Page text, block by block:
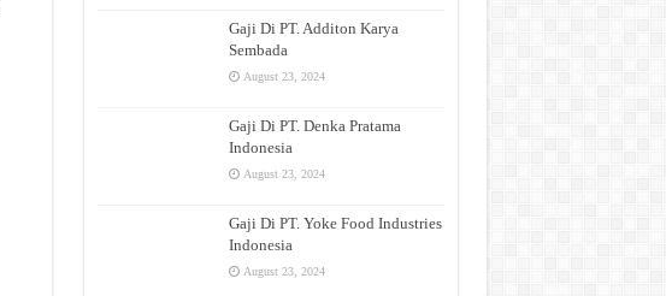
Gaji Di PT. Additon Karya
Sembada
August 23, 2024
Gaji Di PT. Denka Pratama
Indonesia
August 23, 2024
Gaji Di PT. Yoke Food Industries
Indonesia
August 23, 2024